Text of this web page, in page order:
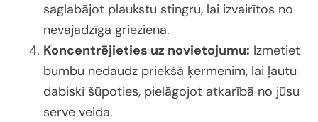
saglabājot plaukstu stingru, lai izvairītos no
nevajadzīga grieziena.
Koncentrējieties uz novietojumu: Izmetiet
bumbu nedaudz priekšā ķermenim, lai ļautu
dabiski šūpoties, pielāgojot atkarībā no jūsu
serve veida.